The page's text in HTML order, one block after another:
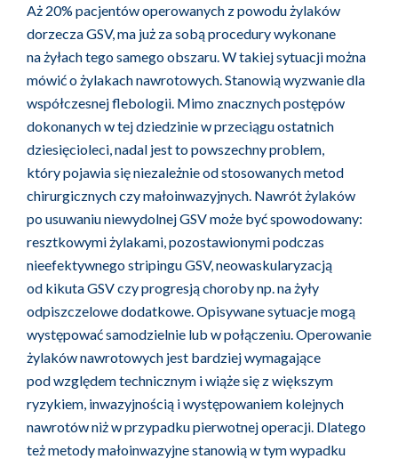
Aż 20% pacjentów operowanych z powodu żylaków
dorzecza GSV, ma już za sobą procedury wykonane
na żyłach tego samego obszaru. W takiej sytuacji można
mówić o żylakach nawrotowych. Stanowią wyzwanie dla
współczesnej flebologii. Mimo znacznych postępów
dokonanych w tej dziedzinie w przeciągu ostatnich
dziesięcioleci, nadal jest to powszechny problem,
który pojawia się niezależnie od stosowanych metod
chirurgicznych czy małoinwazyjnych. Nawrót żylaków
po usuwaniu niewydolnej GSV może być spowodowany:
resztkowymi żylakami, pozostawionymi podczas
nieefektywnego stripingu GSV, neowaskularyzacją
od kikuta GSV czy progresją choroby np. na żyły
odpiszczelowe dodatkowe. Opisywane sytuacje mogą
występować samodzielnie lub w połączeniu. Operowanie
żylaków nawrotowych jest bardziej wymagające
pod względem technicznym i wiąże się z większym
ryzykiem, inwazyjnością i występowaniem kolejnych
nawrotów niż w przypadku pierwotnej operacji. Dlatego
też metody małoinwazyjne stanowią w tym wypadku